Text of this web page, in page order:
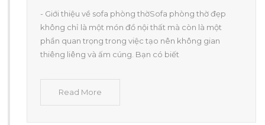
- Giới thiệu về sofa phòng thờSofa phòng thờ đẹp
không chỉ là một món đồ nội thất mà còn là một
phần quan trọng trong việc tạo nên không gian
thiêng liêng và ấm cúng. Bạn có biết
Read More